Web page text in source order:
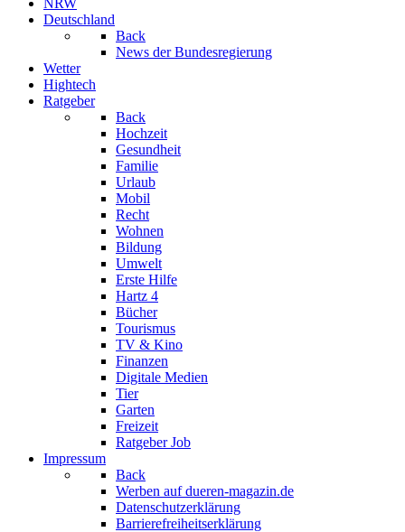
NRW
Deutschland
Back
News der Bundesregierung
Wetter
Hightech
Ratgeber
Back
Hochzeit
Gesundheit
Familie
Urlaub
Mobil
Recht
Wohnen
Bildung
Umwelt
Erste Hilfe
Hartz 4
Bücher
Tourismus
TV & Kino
Finanzen
Digitale Medien
Tier
Garten
Freizeit
Ratgeber Job
Impressum
Back
Werben auf dueren-magazin.de
Datenschutzerklärung
Barrierefreiheitserklärung